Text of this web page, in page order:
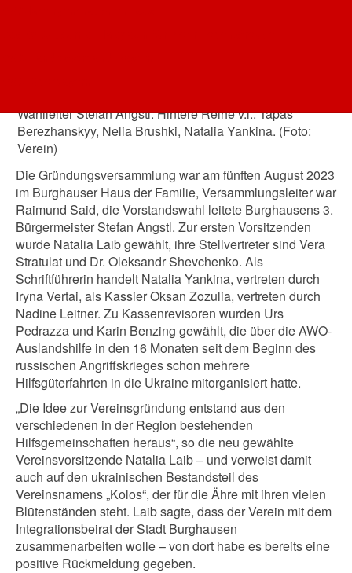
Wahlleiter Stefan Angstl. Hintere Reihe v.l.: Tapas
Berezhanskyy, Nelia Brushki, Natalia Yankina. (Foto:
Verein)
Die Gründungsversammlung war am fünften August 2023
im Burghauser Haus der Familie, Versammlungsleiter war
Raimund Said, die Vorstandswahl leitete Burghausens 3.
Bürgermeister Stefan Angstl. Zur ersten Vorsitzenden
wurde Natalia Laib gewählt, ihre Stellvertreter sind Vera
Stratulat und Dr. Oleksandr Shevchenko. Als
Schriftführerin handelt Natalia Yankina, vertreten durch
Iryna Vertai, als Kassier Oksan Zozulia, vertreten durch
Nadine Leitner. Zu Kassenrevisoren wurden Urs
Pedrazza und Karin Benzing gewählt, die über die AWO-
Auslandshilfe in den 16 Monaten seit dem Beginn des
russischen Angriffskrieges schon mehrere
Hilfsgüterfahrten in die Ukraine mitorganisiert hatte.
„Die Idee zur Vereinsgründung entstand aus den
verschiedenen in der Region bestehenden
Hilfsgemeinschaften heraus“, so die neu gewählte
Vereinsvorsitzende Natalia Laib – und verweist damit
auch auf den ukrainischen Bestandsteil des
Vereinsnamens „Kolos“, der für die Ähre mit ihren vielen
Blütenständen steht. Laib sagte, dass der Verein mit dem
Integrationsbeirat der Stadt Burghausen
zusammenarbeiten wolle – von dort habe es bereits eine
positive Rückmeldung gegeben.